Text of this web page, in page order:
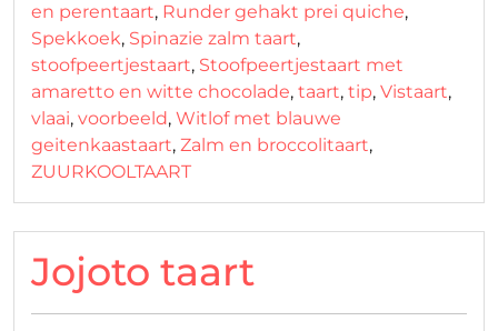
en perentaart, Runder gehakt prei quiche,
Spekkoek, Spinazie zalm taart,
stoofpeertjestaart, Stoofpeertjestaart met
amaretto en witte chocolade, taart, tip, Vistaart,
vlaai, voorbeeld, Witlof met blauwe
geitenkaastaart, Zalm en broccolitaart,
ZUURKOOLTAART
Jojoto taart